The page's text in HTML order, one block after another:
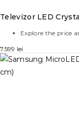
Televizor LED
Explore the price
7.599 lei